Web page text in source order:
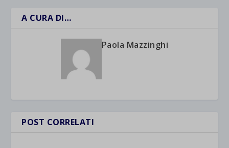
A CURA DI…
Paola Mazzinghi
POST CORRELATI